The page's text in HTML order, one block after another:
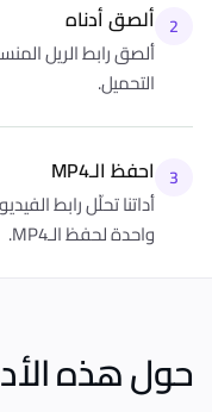
2 ألصق أدناه
ألصق رابط الريل
التحميل.
3 احفظ الـMP4
أداتنا تحلّل رابط
واحدة لحفظ الـMP4.
حول هذه